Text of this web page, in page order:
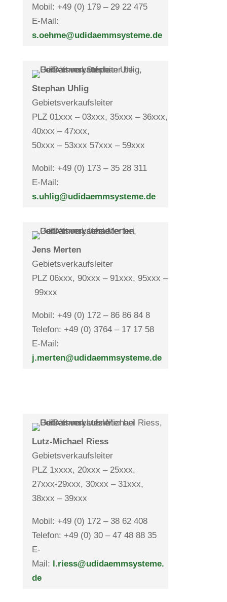
Mobil: +49 (0) 179 – 29 22 475
E-Mail:
s.oehme@udidaemmsysteme.de
Ste­phan Uhlig
Gebiets­ver­kaufs­leiter
PLZ 01xxx – 03xxx, 35xxx – 36xxx,
40xxx – 47xxx,
50xxx – 53xxx 57xxx – 59xxx
Mobil: +49 (0) 173 – 35 28 311
E-Mail:
s.uhlig@udidaemmsysteme.de
Jens Merten
Gebiets­ver­kaufs­leiter
PLZ 06xxx, 90xxx – 91xxx, 95xxx –
99xxx
Mobil: +49 (0) 172 – 86 86 84 8
Telefon: +49 (0) 3764 – 17 17 58
E-Mail:
j.merten@udidaemmsysteme.de
Lutz-Michael Riess
Gebiets­ver­kaufs­leiter
PLZ 1xxxx, 20xxx – 25xxx,
27xxx-29xxx, 30xxx – 31xxx,
38xxx – 39xxx
Mobil: +49 (0) 172 – 38 62 408
Telefon: +49 (0) 30 – 47 48 88 35
E-
Mail: l.riess@udidaemmsysteme.
de